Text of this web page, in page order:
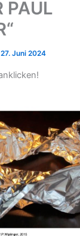
PAUL
27. Juni 2024